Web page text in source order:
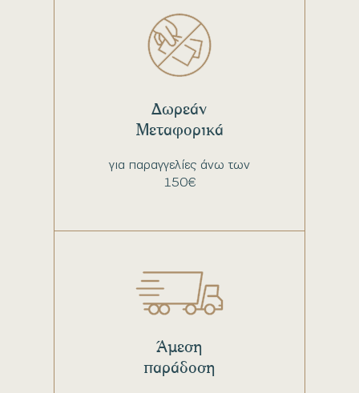
για παραγγελίες άνω των
150€
Δωρεάν
Μεταφορικά
Άμεση
παράδοση